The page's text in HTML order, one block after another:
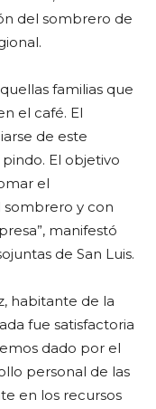
del sombrero de
familias que
el café. El
de este
El objetivo
el
y con
manifestó
de San Luis.
habitante de la
fue satisfactoria
dado por el
personal de las
en los recursos